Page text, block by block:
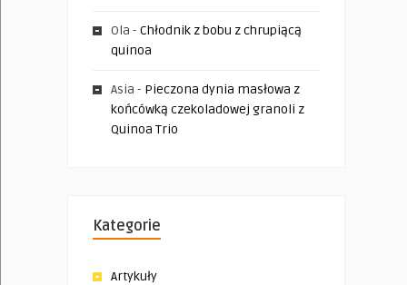
Ola - Chłodnik z bobu z chrupiącą
quinoa
Asia - Pieczona dynia masłowa z
końcówką czekoladowej granoli z
Quinoa Trio
Kategorie
Artykuły